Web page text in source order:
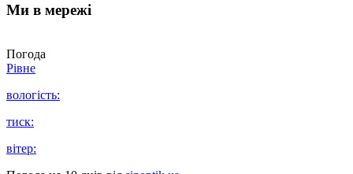
Ми в мережі
Погода
Рівне
вологість:
тиск:
вітер: